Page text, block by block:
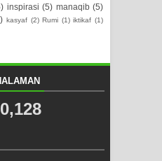
inspirasi (5) manaqib (5)
kasyaf (2) Rumi (1) iktikaf (1)